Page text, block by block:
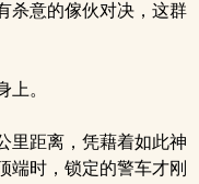
杀意的傢伙对决，这群
。
里距离，凭藉着如此神
端时，锁定的警车才刚